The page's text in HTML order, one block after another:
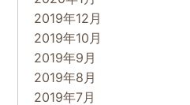
2019年12月
2019年10月
2019年9月
2019年8月
2019年7月